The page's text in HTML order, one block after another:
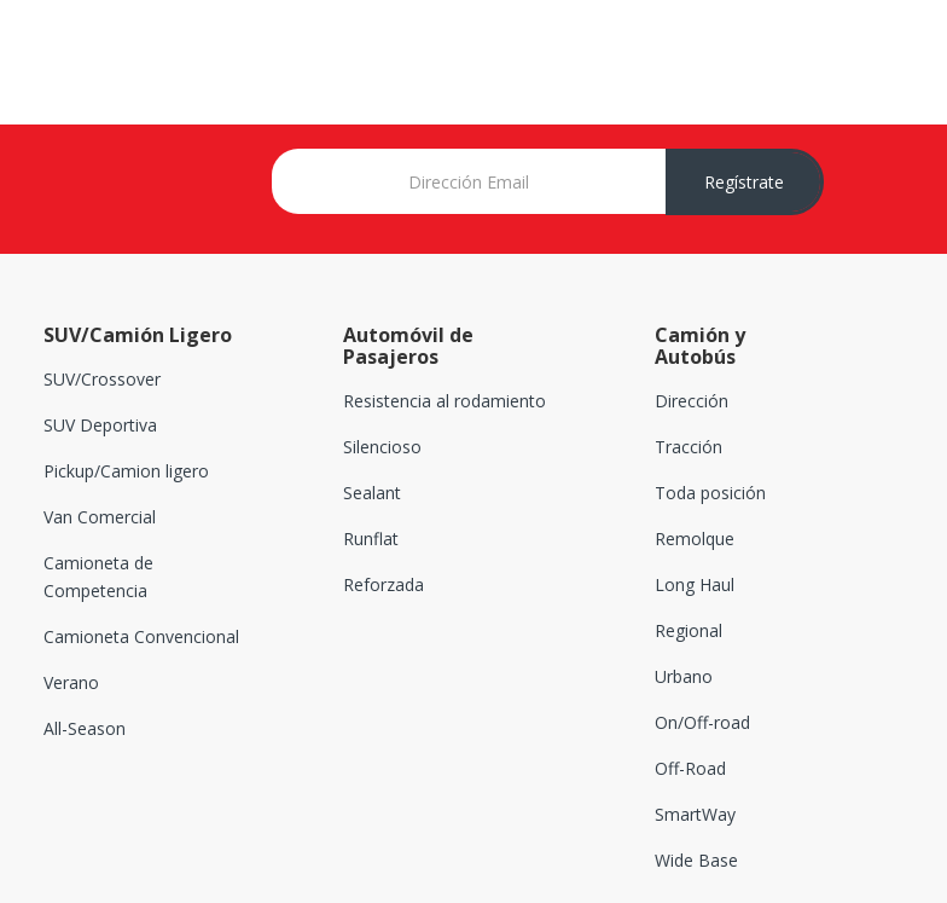
Regístrate
SUV/Camión Ligero
SUV/Crossover
SUV Deportiva
Pickup/Camion ligero
Van Comercial
Camioneta de
Competencia
Camioneta Convencional
Verano
All-Season
Automóvil de
Pasajeros
Resistencia al rodamiento
Silencioso
Sealant
Runflat
Reforzada
Camión y
Autobús
Dirección
Tracción
Toda posición
Remolque
Long Haul
Regional
Urbano
On/Off-road
Off-Road
SmartWay
Wide Base